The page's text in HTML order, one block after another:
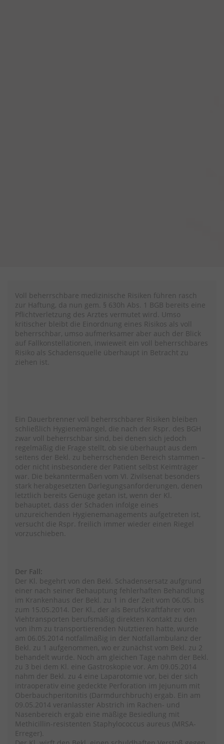
Voll beherrschbare medizinische Risiken führen rasch
zur Haftung, da nun gem. § 630h Abs. 1 BGB bereits eine
Pflichtverletzung des Arztes vermutet wird. Umso
kritischer bleibt die Einordnung eines Risikos als voll
beherrschbar, umso aufmerksamer aber auch der Blick
auf Fallkonstellationen, inwieweit ein voll beherrschbares
Risiko als Schadensquelle überhaupt in Betracht zu
ziehen ist.
Ein Dauerbrenner voll beherrschbarer Risiken bleiben
schließlich Hygienemängel, die nach der Rspr. des BGH
zwar voll beherrschbar sind, bei denen sich jedoch
regelmäßig die Frage stellt, ob sie überhaupt aus dem
seitens der Bekl. zu beherrschenden Bereich stammen –
oder nicht insbesondere der Patient selbst Keimträger
war. Die bekanntermaßen vom VI. Zivilsenat besonders
stark herabgesetzten Darlegungsanforderungen, denen
letztlich bereits Genüge getan ist, wenn der Kl.
behauptet, dass der Schaden infolge eines
unzureichenden Hygienemanagements aufgetreten ist,
versucht die Rspr. freilich immer wieder einen Riegel
vorzuschieben.
Der Fall:
Der Kl. begehrt von den Bekl. Schadensersatz aufgrund
einer nach seiner Behauptung fehlerhaften Behandlung
im Krankenhaus der Bekl. zu 1 in der Zeit vom 06.05. bis
zum 15.05.2014. Der Kl., der als Berufskraftfahrer von
Viehtransporten berufsmäßig direkten Kontakt zu den
von ihm zu transportierenden Nutztieren hatte, wurde
am 06.05.2014 notfallmäßig in der Notfallambulanz der
Bekl. zu 1 aufgenommen, wo er zunächst vom Bekl. zu 2
behandelt wurde. Noch am gleichen Tage nahm der Bekl.
zu 3 bei dem Kl. eine Gastroskopie vor. Am 09.05.2014
nahm der Bekl. zu 4 eine Laparotomie vor, bei der sich
intraoperativ eine gedeckte Perforation im Jejunum mit
Oberbauchperitonitis (Darmdurchbruch) ergab. Ein am
09.05.2014 veranlasster Abstrich im Rachen- und
Nasenbereich ergab eine mäßige Besiedlung mit
Methicillin-resistenten Staphylococcus aureus (MRSA-
Erreger).